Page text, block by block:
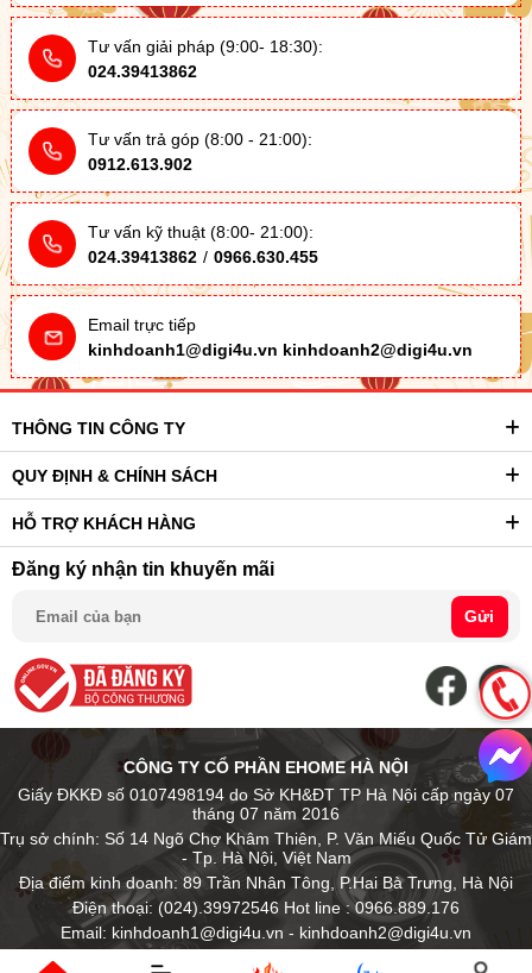
Tư vấn giải pháp (9:00- 18:30):
024.39413862
Tư vấn trả góp (8:00 - 21:00):
0912.613.902
Tư vấn kỹ thuật (8:00- 21:00):
024.39413862 / 0966.630.455
Email trực tiếp
kinhdoanh1@digi4u.vn kinhdoanh2@digi4u.vn
THÔNG TIN CÔNG TY
QUY ĐỊNH & CHÍNH SÁCH
HỖ TRỢ KHÁCH HÀNG
Đăng ký nhận tin khuyến mãi
Gửi
CÔNG TY CỔ PHẦN EHOME HÀ NỘI
Giấy ĐKKĐ số 0107498194 do Sở KH&ĐT TP Hà Nội cấp ngày 07
tháng 07 năm 2016
Trụ sở chính: Số 14 Ngõ Chợ Khâm Thiên, P. Văn Miếu Quốc Tử Giám
- Tp. Hà Nội, Việt Nam
Địa điểm kinh doanh: 89 Trần Nhân Tông, P.Hai Bà Trưng, Hà Nội
Điện thoại: (024).39972546 Hot line : 0966.889.176
Email: kinhdoanh1@digi4u.vn - kinhdoanh2@digi4u.vn